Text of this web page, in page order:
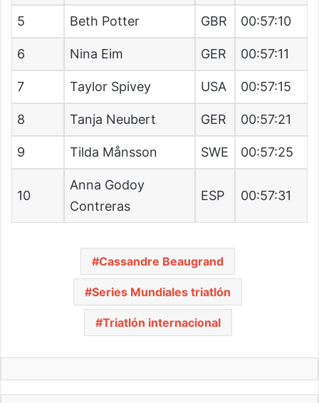
5 Beth Potter GBR 00:57:10
6 Nina Eim GER 00:57:11
7 Taylor Spivey USA 00:57:15
8 Tanja Neubert GER 00:57:21
9 Tilda Månsson SWE 00:57:25
10
Anna Godoy
Contreras
ESP 00:57:31
Cassandre Beaugrand
Series Mundiales triatlón
Triatlón internacional